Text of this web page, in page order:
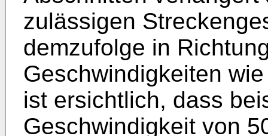
zulässigen
demzufolge in
Geschwindigkeiten
ist ersichtlich, dass
Geschwindigkeit von